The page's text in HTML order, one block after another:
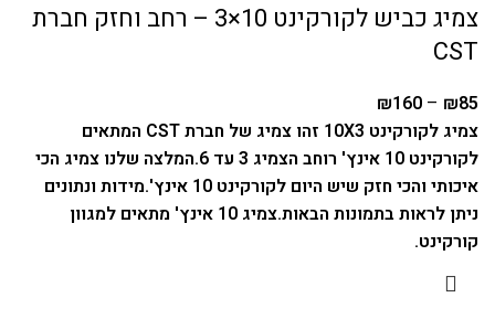
צמיג כביש לקורקינט 10×3 – רחב וחזק חברת
CST
₪85
–
₪160
צמיג לקורקינט 10X3 זהו צמיג של חברת CST המתאים
לקורקינט 10 אינץ' רוחב הצמיג 3 עד 6.
המלצה שלנו צמיג הכי
איכותי והכי חזק שיש היום לקורקינט 10 אינץ'.
מידות ונתונים
ניתן לראות בתמונות הבאות.
צמיג 10 אינץ' מתאים למגוון
קורקינט.